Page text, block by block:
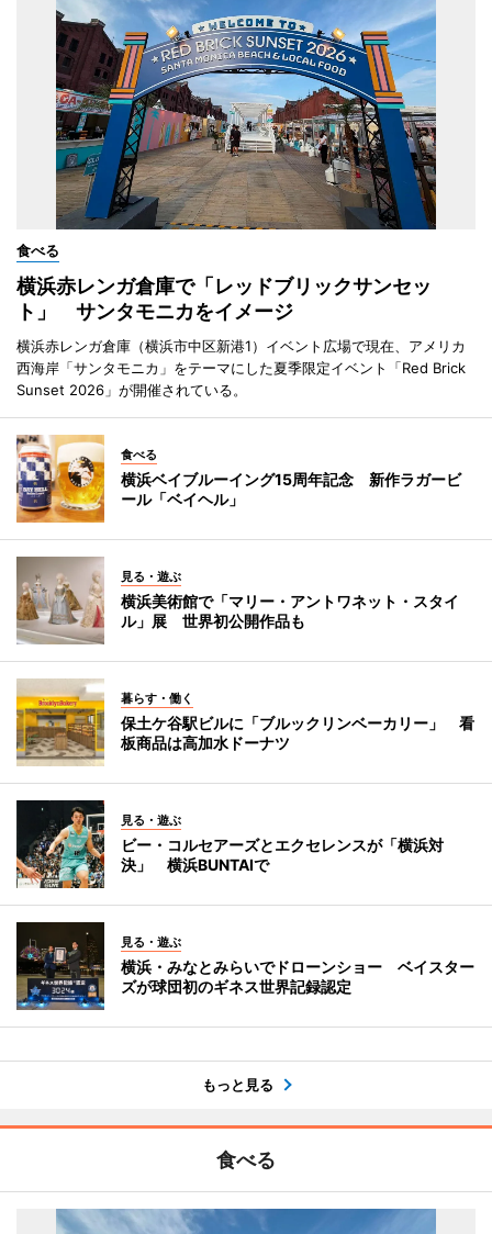
食べる
横浜赤レンガ倉庫で「レッドブリックサンセッ
ト」 サンタモニカをイメージ
横浜赤レンガ倉庫（横浜市中区新港1）イベント広場で現在、アメリカ
西海岸「サンタモニカ」をテーマにした夏季限定イベント「Red Brick
Sunset 2026」が開催されている。
食べる
横浜ベイブルーイング15周年記念 新作ラガービ
ール「ベイヘル」
見る・遊ぶ
横浜美術館で「マリー・アントワネット・スタイ
ル」展 世界初公開作品も
暮らす・働く
保土ケ谷駅ビルに「ブルックリンベーカリー」 看
板商品は高加水ドーナツ
見る・遊ぶ
ビー・コルセアーズとエクセレンスが「横浜対
決」 横浜BUNTAIで
見る・遊ぶ
横浜・みなとみらいでドローンショー ベイスター
ズが球団初のギネス世界記録認定
もっと見る
食べる